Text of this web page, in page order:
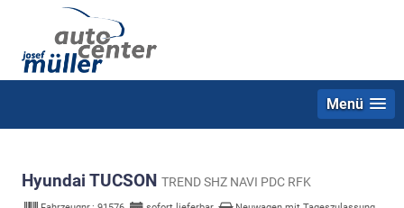
Menü
Hyundai TUCSON TREND SHZ NAVI PDC RFK